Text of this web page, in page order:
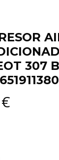
307
€